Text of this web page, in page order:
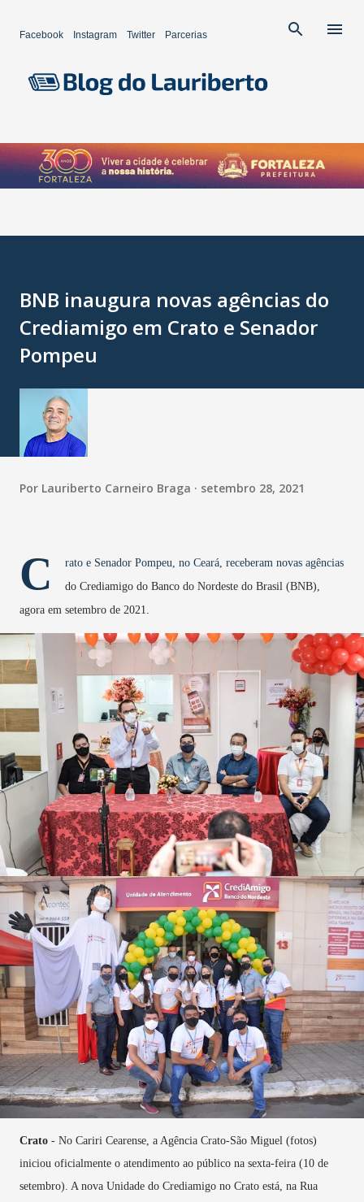
Facebook Instagram Twitter Parcerias
BNB inaugura novas agências do
Crediamigo em Crato e Senador
Pompeu
Por Lauriberto Carneiro Braga setembro 28, 2021
C
rato e Senador Pompeu, no Ceará, receberam novas agências
do Crediamigo do Banco do Nordeste do Brasil (BNB),
agora em setembro de 2021.
Crato - No Cariri Cearense, a Agência Crato-São Miguel (fotos)
iniciou oficialmente o atendimento ao público na sexta-feira (10 de
setembro). A nova Unidade do Crediamigo no Crato está, na Rua